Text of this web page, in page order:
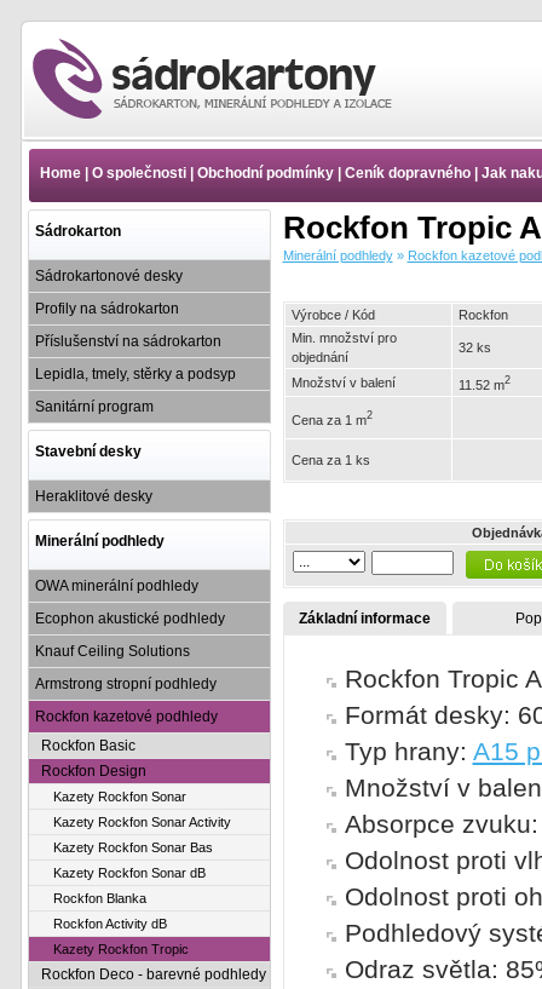
Rockfon kazetové
- Kazety Rockfon Tropic |
Home| O společnosti| Obchodní podmínky| Ceník dopravného| Jak
Sádrokarton
Sádrokartonové desky
Profily na sádrokarton
Příslušenství na sádrokarton
Lepidla, tmely, stěrky a podsyp
Sanitární program
Stavební desky
Heraklitové desky
Minerální podhledy
OWA minerální podhledy
Ecophon akustické podhledy
Knauf Ceiling Solutions
Armstrong stropní podhledy
Rockfon kazetové podhledy
Rockfon Basic
Rockfon Design
Kazety Rockfon Sonar
Kazety Rockfon Sonar Activity
Kazety Rockfon Sonar Bas
Kazety Rockfon Sonar dB
Rockfon Blanka
Rockfon Activity dB
Kazety Rockfon Tropic
Rockfon Deco - barevné podhledy
Rockfon Tropic
Minerální podhledy» Rockfon kazetové
Výrobce / Kód
Rockfon
Min. množství pro
objednání
32 ks
Množství v balení 11.52 m2
Cena za 1 m2
Cena za 1 ks
Základní informace
Rockfon Tropic
Formát desky:
Typ hrany: A15
Množství v
Absorpce
Odolnost proti
Odolnost proti
Podhledový
Odraz světla: